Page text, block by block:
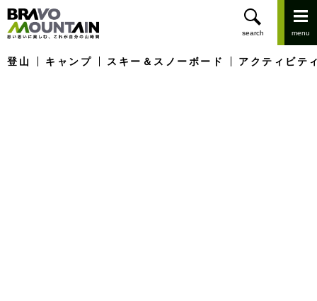
登山 キャンプ スキー＆スノーボード アクティビテ